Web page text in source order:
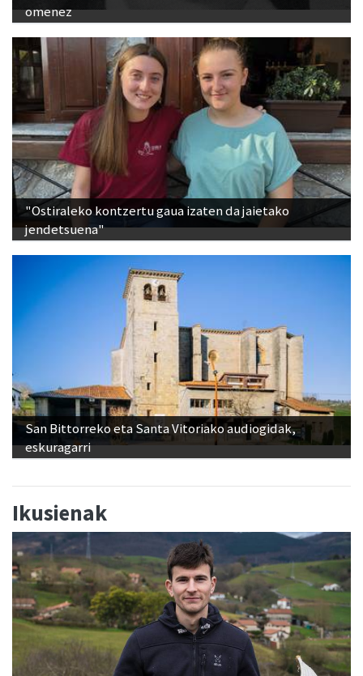
omenez
"Ostiraleko kontzertu gaua izaten da jaietako
jendetsuena"
San Bittorreko eta Santa Vitoriako audiogidak,
eskuragarri
Ikusienak